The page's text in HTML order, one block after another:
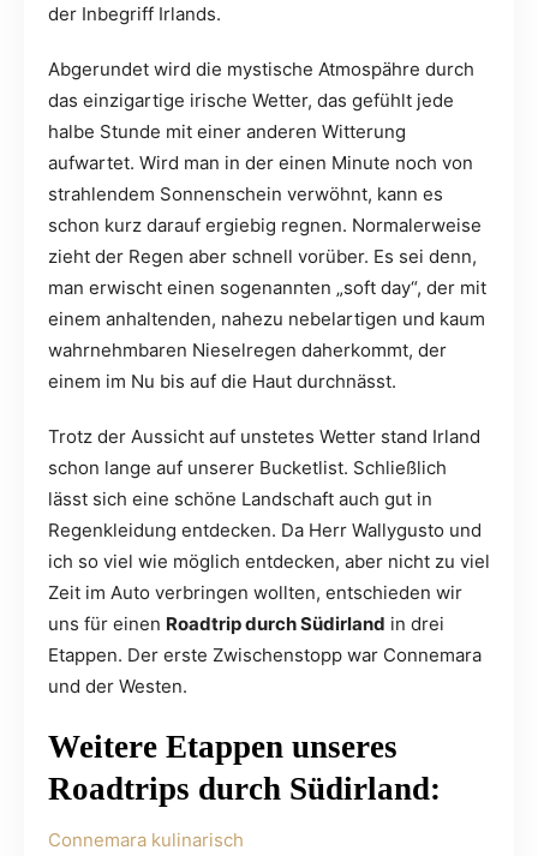
der Inbegriff Irlands.
Abgerundet wird die mystische Atmospähre durch
das einzigartige irische Wetter, das gefühlt jede
halbe Stunde mit einer anderen Witterung
aufwartet. Wird man in der einen Minute noch von
strahlendem Sonnenschein verwöhnt, kann es
schon kurz darauf ergiebig regnen. Normalerweise
zieht der Regen aber schnell vorüber. Es sei denn,
man erwischt einen sogenannten „soft day“, der mit
einem anhaltenden, nahezu nebelartigen und kaum
wahrnehmbaren Nieselregen daherkommt, der
einem im Nu bis auf die Haut durchnässt.
Trotz der Aussicht auf unstetes Wetter stand Irland
schon lange auf unserer Bucketlist. Schließlich
lässt sich eine schöne Landschaft auch gut in
Regenkleidung entdecken. Da Herr Wallygusto und
ich so viel wie möglich entdecken, aber nicht zu viel
Zeit im Auto verbringen wollten, entschieden wir
uns für einen Roadtrip durch Südirland in drei
Etappen. Der erste Zwischenstopp war Connemara
und der Westen.
Weitere Etappen unseres
Roadtrips durch Südirland:
Connemara kulinarisch